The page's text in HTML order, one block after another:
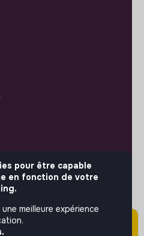
a été publiée il y a
pour être capable
en fonction de votre
meilleure expérience